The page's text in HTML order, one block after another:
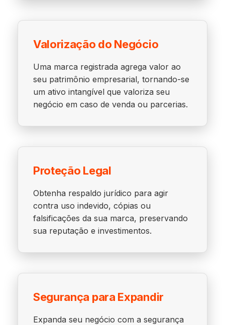
Valorização do Negócio
Uma marca registrada agrega valor ao
seu patrimônio empresarial, tornando-se
um ativo intangível que valoriza seu
negócio em caso de venda ou parcerias.
Proteção Legal
Obtenha respaldo jurídico para agir
contra uso indevido, cópias ou
falsificações da sua marca, preservando
sua reputação e investimentos.
Segurança para Expandir
Expanda seu negócio com a segurança